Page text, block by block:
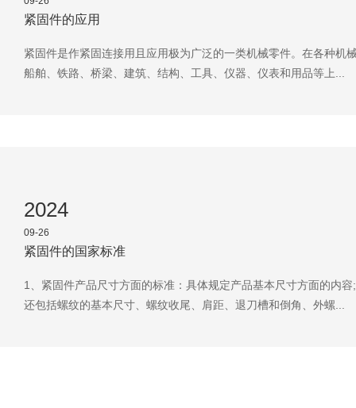
紧固件的应用
紧固件是作紧固连接用且应用极为广泛的一类机械零件。在各种机
船舶、铁路、桥梁、建筑、结构、工具、仪器、仪表和用品等上...
2024
09-26
紧固件的国家标准
1、紧固件产品尺寸方面的标准：具体规定产品基本尺寸方面的内
还包括螺纹的基本尺寸、螺纹收尾、肩距、退刀槽和倒角、外螺...